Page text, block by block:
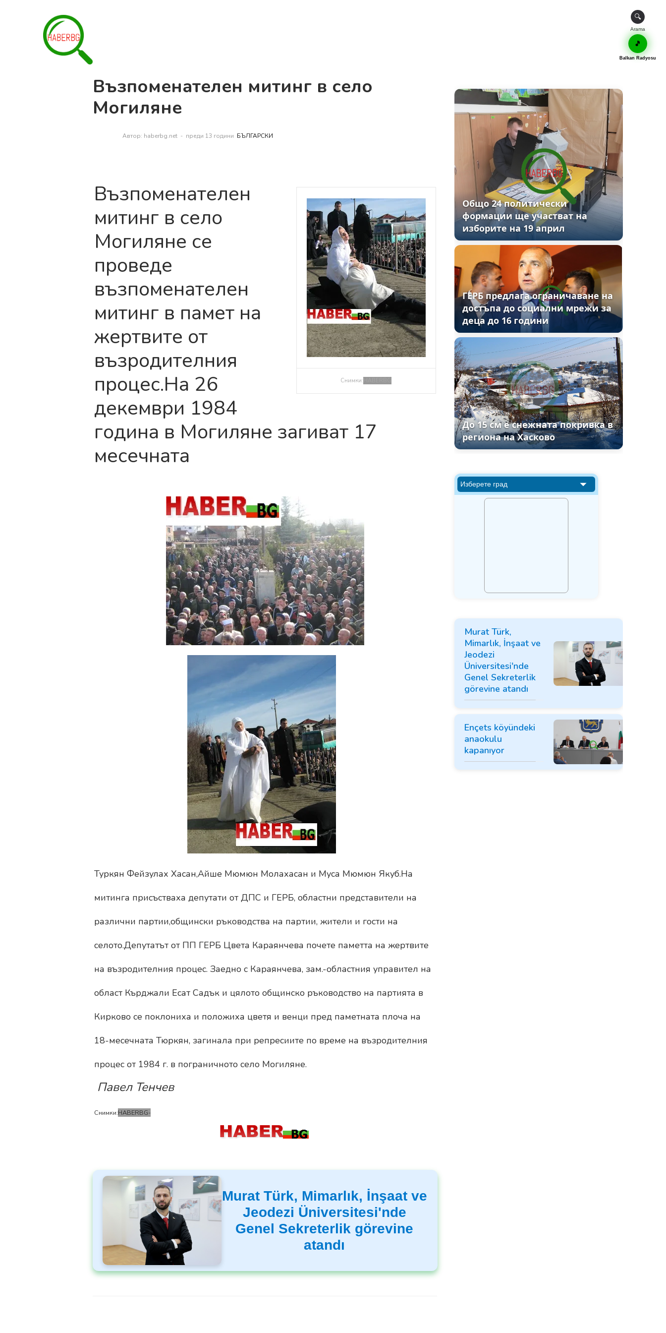
Възпоменателен митинг в село
Могиляне
преди 13 години БЪЛГАРСКИ
Снимки:
Възпоменателен
митинг в село
Могиляне се
проведе
възпоменателен
митинг в памет на
жертвите от
възродителния
процес.На 26
декември 1984
година в Могиляне загиват 17
месечната
Туркян Фейзулах Хасан,Айше Мюмюн Молахасан и Муса Мюмюн Якуб.На
митинга присъстваха депутати от ДПС и ГЕРБ, областни представители на
различни партии,общински ръководства на партии, жители и гости на
селото.Депутатът от ПП ГЕРБ Цвета Караянчева почете паметта на жертвите
на възродителния процес. Заедно с Караянчева, зам.-областния управител на
област Кърджали Есат Садък и цялото общинско ръководство на партията в
Кирково се поклониха и положиха цветя и венци пред паметната плоча на
18-месечната Тюркян, загинала при репресиите по време на възродителния
процес от 1984 г. в пограничното село Могиляне.
Павел Тенчев
Снимки:HABERBG-
Murat Türk, Mimarlık, İnşaat ve
Jeodezi Üniversitesi'nde
Genel Sekreterlik görevine
atandı
Общо 24 политически
формации ще участват на
изборите на 19 април
ГЕРБ предлага ограничаване на
достъпа до социални мрежи за
деца до 16 години
До 15 см е снежната покривка в
региона на Хасково
Murat Türk,
Mimarlık, İnşaat ve
Jeodezi
Üniversitesi'nde
Genel Sekreterlik
görevine atandı
Ençets köyündeki
anaokulu
kapanıyor
🔍
Arama
🎵
Balkan Radyosu